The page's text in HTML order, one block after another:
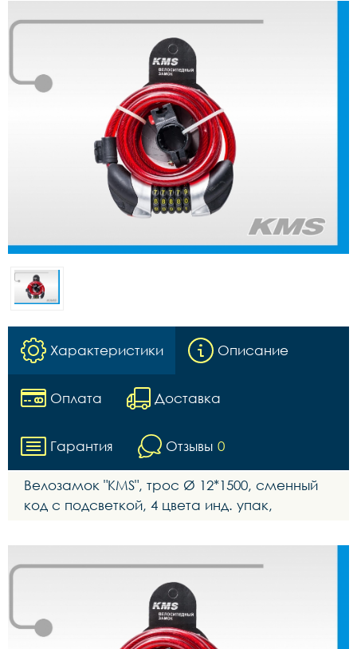
Характеристики Описание
Оплата Доставка
Гарантия Отзывы 0
Велозамок "KMS", трос Ø 12*1500, сменный
код с подсветкой, 4 цвета инд. упак,